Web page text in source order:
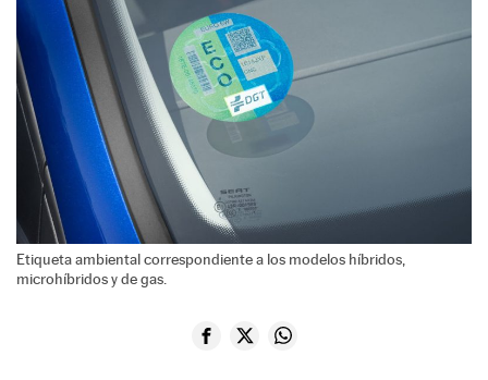
Etiqueta ambiental correspondiente a los modelos híbridos,
microhíbridos y de gas.